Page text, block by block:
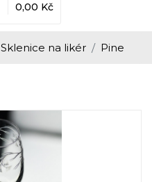
0,00 Kč
Sklenice na likér Pine